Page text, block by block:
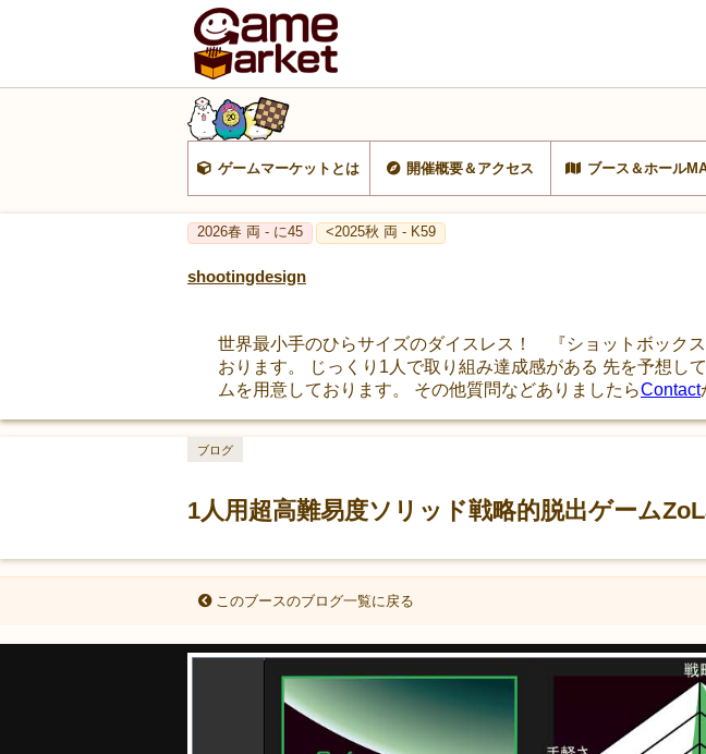
ゲームマーケットとは 開催概要＆アクセス ブース＆ホール
2026春 両 - に45 <2025秋 両 - K59
shootingdesign
世界最小手のひらサイズのダイスレス！ 『ショットボック
おります。 じっくり1人で取り組み達成感がある 先を予想し
ムを用意しております。 その他質問などありましたらContact
1人用超高難易度ソリッド戦略的脱出ゲーム
ブログ
このブースのブログ一覧に戻る